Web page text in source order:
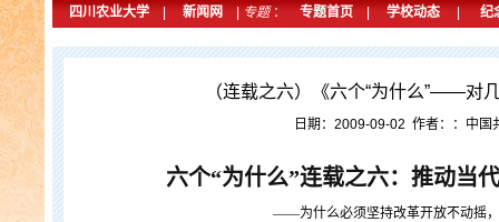
四川农业大学 新闻网 专题： 专题首页 学校动态 纪
（连载之六）《六个“为什么”——对
日期：2009-09-02 作者：：中国
六个“为什么”连载之六：推动当
——为什么必须坚持改革开放不动摇